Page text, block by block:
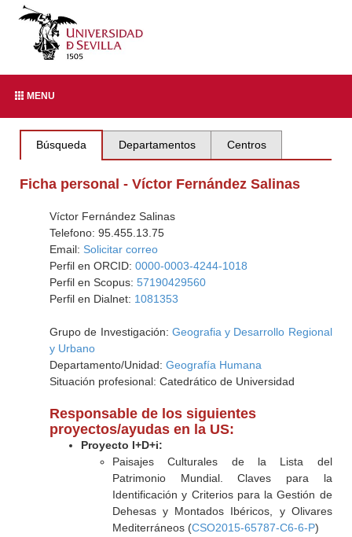
MENU
Búsqueda Departamentos Centros
Ficha personal - Víctor Fernández Salinas
Víctor Fernández Salinas
Telefono: 95.455.13.75
Email: Solicitar correo
Perfil en ORCID: 0000-0003-4244-1018
Perfil en Scopus: 57190429560
Perfil en Dialnet: 1081353
Grupo de Investigación: Geografia y Desarrollo Regional
y Urbano
Departamento/Unidad: Geografía Humana
Situación profesional: Catedrático de Universidad
Responsable de los siguientes
proyectos/ayudas en la US:
Proyecto I+D+i:
Paisajes Culturales de la Lista del
Patrimonio Mundial. Claves para la
Identificación y Criterios para la Gestión de
Dehesas y Montados Ibéricos, y Olivares
Mediterráneos (CSO2015-65787-C6-6-P)